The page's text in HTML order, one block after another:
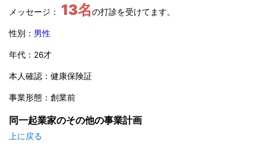
メッセージ： 13名の打診を受けてます。
性別： 男性
年代：26才
本人確認：健康保険証
事業形態：創業前
同一起業家のその他の事業計画
上に戻る